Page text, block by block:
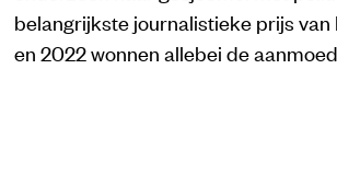
belangrijkste journalistieke prijs
en 2022 wonnen allebei de